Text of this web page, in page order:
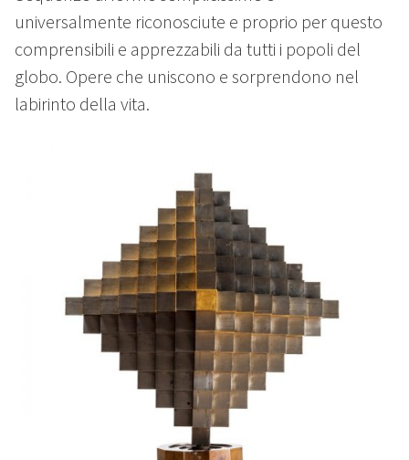
universalmente riconosciute e proprio per questo
comprensibili e apprezzabili da tutti i popoli del
globo. Opere che uniscono e sorprendono nel
labirinto della vita.